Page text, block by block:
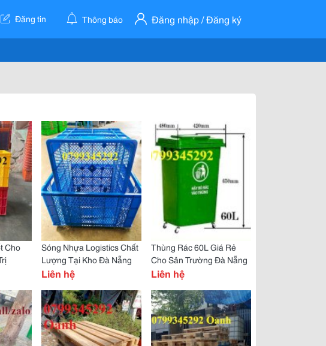
Đăng tin Thông báo Đăng nhập / Đăng ký
Cho
Sóng Nhựa Logistics Chất
Lượng Tại Kho Đà Nẵng
Liên hệ
Thùng Rác 60L Giá Rẻ
Cho Sân Trường Đà Nẵng
Liên hệ